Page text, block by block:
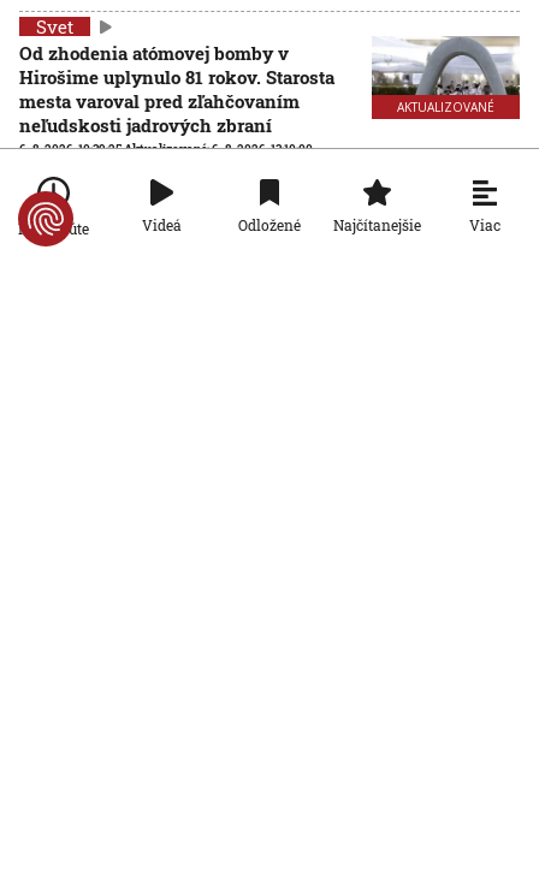
AKTUALIZOVANÉ
Svet
Od zhodenia atómovej bomby v
Hirošime uplynulo 81 rokov. Starosta
mesta varoval pred zľahčovaním
neľudskosti jadrových zbraní
6. 8. 2026, 10:39:25Aktualizované:6. 8. 2026, 13:10:00
Svet
Dron s výbušninami, ktorý našli na
letisku, predstavuje novú úroveň
Po minúte Videá Odložené Najčítanejšie Viac